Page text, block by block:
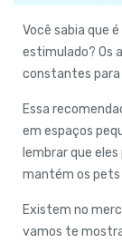
Você sabia que
estimulado? Os
constantes
Essa
em espaços
lembrar que
mantém os pets
Existem no
vamos te